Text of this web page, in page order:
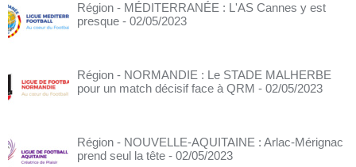
Région - MÉDITERRANÉE : L'AS Cannes y est
presque - 02/05/2023
Région - NORMANDIE : Le STADE MALHERBE
pour un match décisif face à QRM - 02/05/2023
Région - NOUVELLE-AQUITAINE : Arlac-Mérignac
prend seul la tête - 02/05/2023